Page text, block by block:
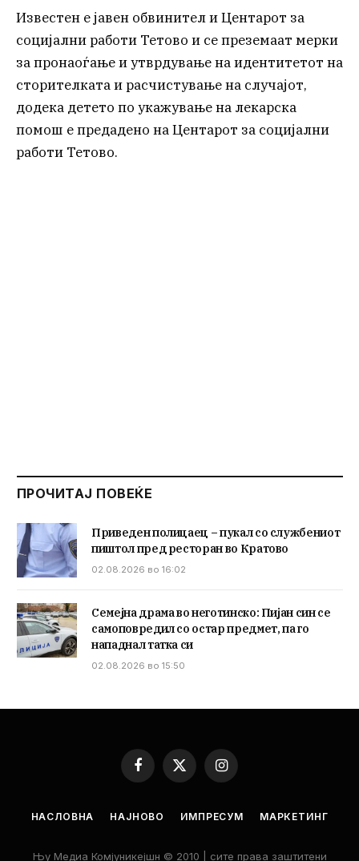
Известен е јавен обвинител и Центарот за
социјални работи Тетово и се преземаат мерки
за пронаоѓање и утврдување на идентитетот на
сторителката и расчистување на случајот,
додека детето по укажување на лекарска
помош е предадено на Центарот за социјални
работи Тетово.
ПРОЧИТАЈ ПОВЕЌЕ
Приведен полицаец – пукал со службениот
пиштол пред ресторан во Кратово
02.08.2026 во 16:02
Семејна драма во неготинско: Пијан син се
самоповредил со остар предмет, па го
нападнал татка си
02.08.2026 во 15:50
Facebook
X
(Twitter)
Instagram
НАСЛОВНА НАЈНОВО ИМПРЕСУМ МАРКЕТИНГ
Њу Медиа Комјуникејшн © 2010 | сите права заштитени